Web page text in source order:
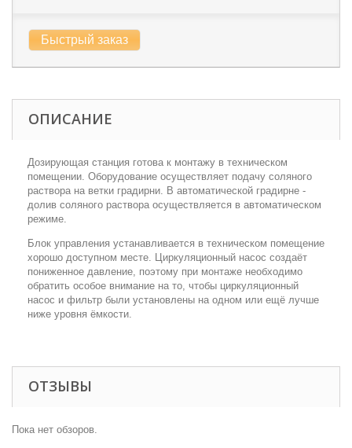
Быстрый заказ
ОПИСАНИЕ
Дозирующая станция готова к монтажу в техническом
помещении. Оборудование осуществляет подачу соляного
раствора на ветки градирни. В автоматической градирне -
долив соляного раствора осуществляется в автоматическом
режиме.
Блок управления устанавливается в техническом помещение
хорошо доступном месте. Циркуляционный насос создаёт
пониженное давление, поэтому при монтаже необходимо
обратить особое внимание на то, чтобы циркуляционный
насос и фильтр были установлены на одном или ещё лучше
ниже уровня ёмкости.
ОТЗЫВЫ
Пока нет обзоров.